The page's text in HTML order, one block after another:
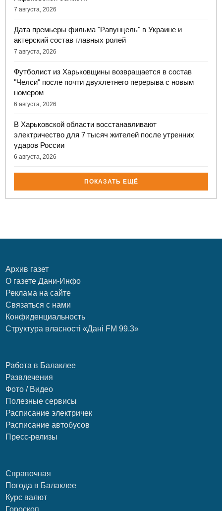
7 августа, 2026
Дата премьеры фильма "Рапунцель" в Украине и
актерский состав главных ролей
7 августа, 2026
Футболист из Харьковщины возвращается в состав
"Челси" после почти двухлетнего перерыва с новым
номером
6 августа, 2026
В Харьковской области восстанавливают
электричество для 7 тысяч жителей после утренних
ударов России
6 августа, 2026
ПОКАЗАТЬ ЕЩЁ
Архив газет
О газете Дани-Инфо
Реклама на сайте
Связаться с нами
Конфиденциальность
Структура власності «Дані FM 99.3»
Работа в Балаклее
Развлечения
Фото / Видео
Полезные сервисы
Расписание электричек
Расписание автобусов
Пресс-релизы
Справочная
Погода в Балаклее
Курс валют
Гороскоп